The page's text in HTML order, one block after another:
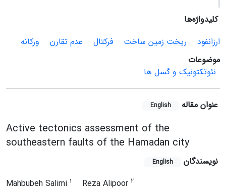
کلیدواژه‌ها
ارزانفود
ریخت زمین ساخت فرکتال عدم تقارن
ورکانه
موضوعات
نئوتکتونیک و گسل ها
عنوان مقاله English
Active tectonics assessment of the
southeastern faults of the Hamadan city
نویسندگان English
Mahbubeh Salimi 1 Reza Alipoor 2